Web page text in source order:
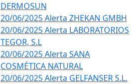
DERMOSUN
20/06/2025 Alerta ZHEKAN GMBH
20/06/2025 Alerta LABORATORIOS
TEGOR, S.L
20/06/2025 Alerta SANA
COSMÉTICA NATURAL
20/06/2025 Alerta GELFANSER S.L.